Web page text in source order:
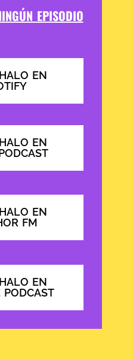
EPISODIO
EN
EN
EN
FM
EN
PODCAST